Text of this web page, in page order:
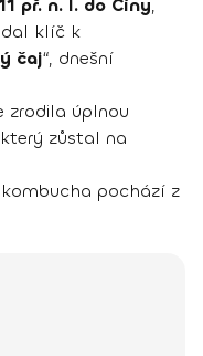
př. n. l. do Číny,
klíč k
čaj“, dnešní
zrodila úplnou
zůstal na
pochází z